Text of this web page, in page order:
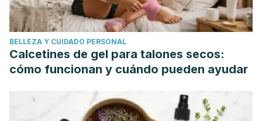
around HPV transmission via oral sex and oral cancer
development.BMC Public Health,19(1).
Mayo Clinic. Enfermedades de transmisión sexual (ETS).
Oct. 29, 2019.
Viero, C., Shibuya, I., Kitamura, N., Verkhratsky, A., Fujihara,
H., Katoh, A., … Dayanithi, G. (2010, October). Oxytocin:
Crossing the bridge between basic science and
BELLEZA Y CUIDADO PERSONAL
Calcetines de gel para talones secos:
cómo funcionan y cuándo pueden ayudar